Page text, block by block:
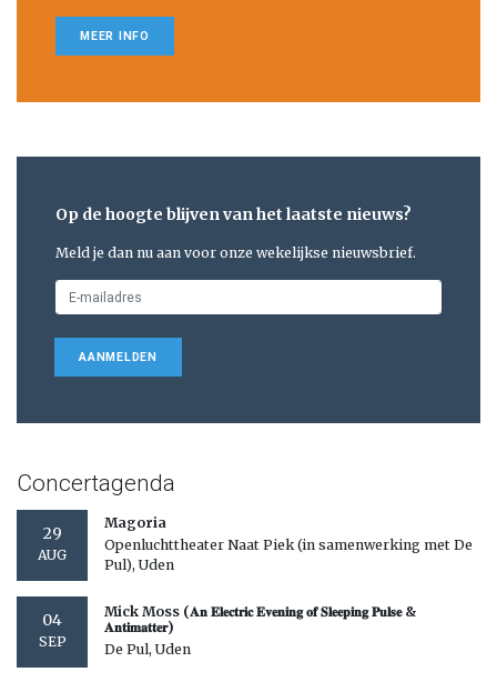
MEER INFO
Op de hoogte blijven van het laatste nieuws?
Meld je dan nu aan voor onze wekelijkse nieuwsbrief.
AANMELDEN
Concertagenda
29
AUG
Magoria
Openluchttheater Naat Piek (in samenwerking met De
Pul), Uden
04
SEP
Mick Moss (𝐀𝐧 𝐄𝐥𝐞𝐜𝐭𝐫𝐢𝐜 𝐄𝐯𝐞𝐧𝐢𝐧𝐠 𝐨𝐟 𝐒𝐥𝐞𝐞𝐩𝐢𝐧𝐠 𝐏𝐮𝐥𝐬𝐞 &
𝐀𝐧𝐭𝐢𝐦𝐚𝐭𝐭𝐞𝐫)
De Pul, Uden